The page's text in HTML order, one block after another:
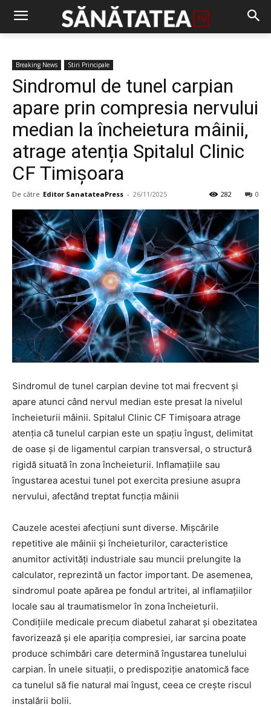
Breaking News Stiri Principale
Sindromul de tunel carpian
apare prin compresia nervului
median la încheietura mâinii,
atrage atenția Spitalul Clinic
CF Timișoara
De către Editor SanatateaPress - 26/11/2025 0
282
Sindromul de tunel carpian devine tot mai frecvent și
apare atunci când nervul median este presat la nivelul
încheieturii mâinii. Spitalul Clinic CF Timișoara atrage
atenția că tunelul carpian este un spațiu îngust, delimitat
de oase și de ligamentul carpian transversal, o structură
rigidă situată în zona încheieturii. Inflamațiile sau
îngustarea acestui tunel pot exercita presiune asupra
nervului, afectând treptat funcția mâinii
Cauzele acestei afecțiuni sunt diverse. Mișcările
repetitive ale mâinii și încheieturilor, caracteristice
anumitor activități industriale sau muncii prelungite la
calculator, reprezintă un factor important. De asemenea,
sindromul poate apărea pe fondul artritei, al inflamațiilor
locale sau al traumatismelor în zona încheieturii.
Condițiile medicale precum diabetul zaharat și obezitatea
favorizează și ele apariția compresiei, iar sarcina poate
produce schimbări care determină îngustarea tunelului
carpian. În unele situații, o predispoziție anatomică face
ca tunelul să fie natural mai îngust, ceea ce crește riscul
instalării bolii.